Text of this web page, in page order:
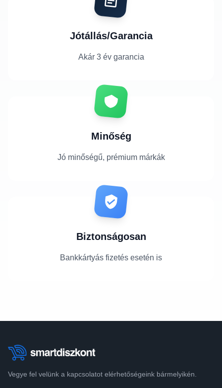
Jótállás/Garancia
Akár 3 év garancia
Minőség
Jó minőségű, prémium márkák
Biztonságosan
Bankkártyás fizetés esetén is
Vegye fel velünk a kapcsolatot elérhetőségeink bármelyikén.